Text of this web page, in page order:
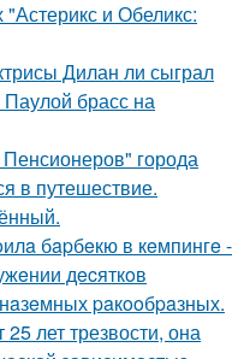
и Обеликс:
Дилан ли сыграл
брасс на
города
в путешествие.
бapбeкю в кeмпингe -
дecяткoв
paкooбpaзных.
лет трезвости, она